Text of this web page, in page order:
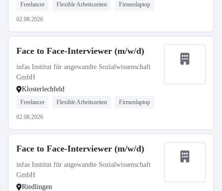
Freelancer Flexible Arbeitszeiten Firmenlaptop
02.08.2026
Face to Face-Interviewer (m/w/d)
infas Institut für angewandte Sozialwissenschaft
GmbH
Klosterlechfeld
Freelancer Flexible Arbeitszeiten Firmenlaptop
02.08.2026
Face to Face-Interviewer (m/w/d)
infas Institut für angewandte Sozialwissenschaft
GmbH
Riedlingen